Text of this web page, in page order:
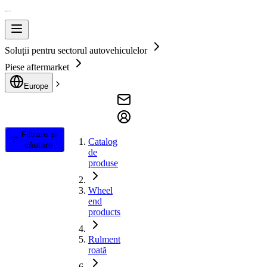
Soluții pentru sectorul autovehiculelor
Piese aftermarket
Europe
Filtrare și
căutare
Catalog
de
produse
Wheel
end
products
Rulment
roată